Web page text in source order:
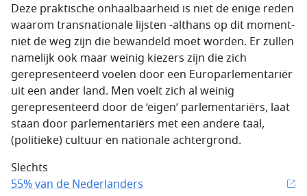
Deze praktische onhaalbaarheid is niet de enige reden
waarom transnationale lijsten -althans op dit moment-
niet de weg zijn die bewandeld moet worden. Er zullen
namelijk ook maar weinig kiezers zijn die zich
gerepresenteerd voelen door een Europarlementariër
uit een ander land. Men voelt zich al weinig
gerepresenteerd door de ‘eigen’ parlementariërs, laat
staan door parlementariërs met een andere taal,
(politieke) cultuur en nationale achtergrond.
Slechts
55% van de Nederlanders